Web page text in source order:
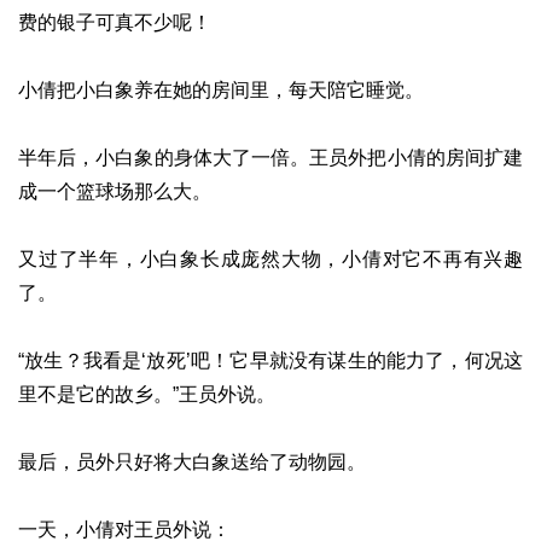
费的银子可真不少呢！
小倩把小白象养在她的房间里，每天陪它睡觉。
半年后，小白象的身体大了一倍。王员外把小倩的房间扩建
成一个篮球场那么大。
又过了半年，小白象长成庞然大物，小倩对它不再有兴趣
了。
“放生？我看是‘放死’吧！它早就没有谋生的能力了，何况这
里不是它的故乡。”王员外说。
最后，员外只好将大白象送给了动物园。
一天，小倩对王员外说：